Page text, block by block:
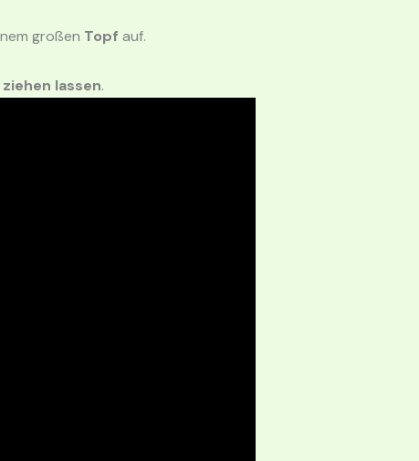
großen Topf auf.
ziehen lassen.